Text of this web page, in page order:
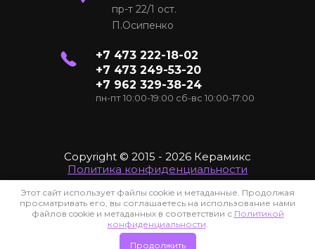
Этот сайт использует файлы cookie и метаданные. Продолжая
просматривать его, вы соглашаетесь на использование нами
файлов cookie и метаданных в соответствии с Политикой
конфиденциальности.
Продолжить
пр-т 22/1 ост.
П.Осипенко
+7 473 222-18-02
+7 473 249-53-20
+7 962 329-38-24
пн-пт 10:00-19:00 сб-вс 10:00-17:00
Copyright © 2015 - 2026 Керамикс
Политика конфиденциальности
Наполнение и Продвижение сайта: Виталий +7 919 243-71-65
Сайт создан в:megagroup.ru